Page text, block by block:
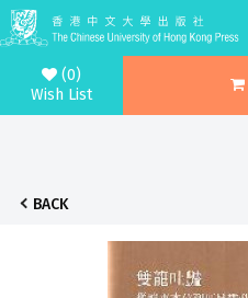
(0)
Wish List
BACK